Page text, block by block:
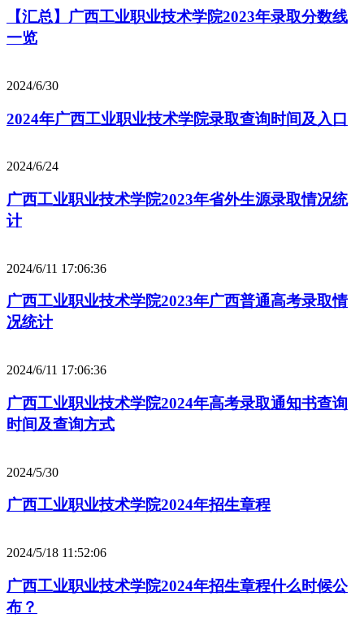
【汇总】广西工业职业技术学院2023年录取分数线
一览
2024/6/30
2024年广西工业职业技术学院录取查询时间及入口
2024/6/24
广西工业职业技术学院2023年省外生源录取情况统
计
2024/6/11 17:06:36
广西工业职业技术学院2023年广西普通高考录取情
况统计
2024/6/11 17:06:36
广西工业职业技术学院2024年高考录取通知书查询
时间及查询方式
2024/5/30
广西工业职业技术学院2024年招生章程
2024/5/18 11:52:06
广西工业职业技术学院2024年招生章程什么时候公
布？